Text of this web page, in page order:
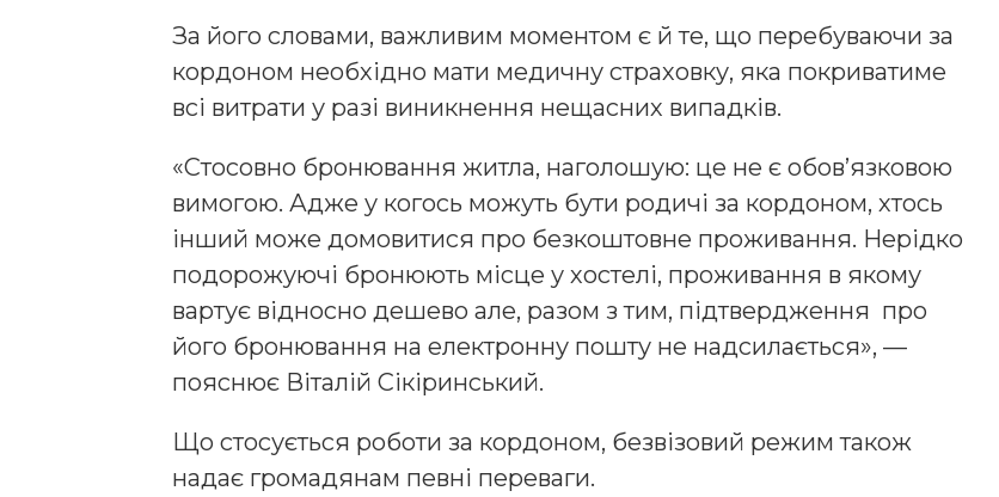
За його словами, важливим моментом є й те, що перебуваючи за
кордоном необхідно мати медичну страховку, яка покриватиме
всі витрати у разі виникнення нещасних випадків.
«Стосовно бронювання житла, наголошую: це не є обов’язковою
вимогою. Адже у когось можуть бути родичі за кордоном, хтось
інший може домовитися про безкоштовне проживання. Нерідко
подорожуючі бронюють місце у хостелі, проживання в якому
вартує відносно дешево але, разом з тим, підтвердження про
його бронювання на електронну пошту не надсилається», —
пояснює Віталій Сікіринський.
Що стосується роботи за кордоном, безвізовий режим також
надає громадянам певні переваги.